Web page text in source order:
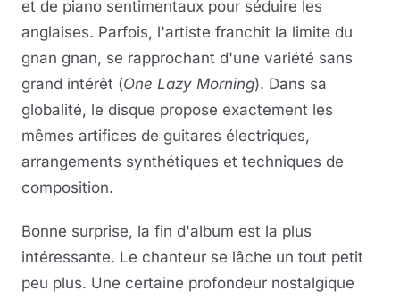
et de piano sentimentaux pour séduire les
anglaises. Parfois, l'artiste franchit la limite du
gnan gnan, se rapprochant d'une variété sans
grand intérêt (One Lazy Morning). Dans sa
globalité, le disque propose exactement les
mêmes artifices de guitares électriques,
arrangements synthétiques et techniques de
composition.
Bonne surprise, la fin d'album est la plus
intéressante. Le chanteur se lâche un tout petit
peu plus. Une certaine profondeur nostalgique